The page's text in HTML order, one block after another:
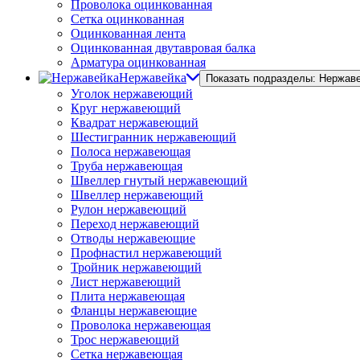
Проволока оцинкованная
Сетка оцинкованная
Оцинкованная лента
Оцинкованная двутавровая балка
Арматура оцинкованная
Нержавейка
Показать подразделы:
Уголок нержавеющий
Круг нержавеющий
Квадрат нержавеющий
Шестигранник нержавеющий
Полоса нержавеющая
Труба нержавеющая
Швеллер гнутый нержавеющий
Швеллер нержавеющий
Рулон нержавеющий
Переход нержавеющий
Отводы нержавеющие
Профнастил нержавеющий
Тройник нержавеющий
Лист нержавеющий
Плита нержавеющая
Фланцы нержавеющие
Проволока нержавеющая
Трос нержавеющий
Сетка нержавеющая